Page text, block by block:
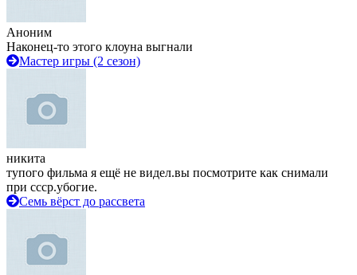
Аноним
Наконец-то этого клоуна выгнали
Мастер игры (2 сезон)
никита
тупого фильма я ещё не видел.вы посмотрите как снимали
при ссср.убогие.
Семь вёрст до рассвета